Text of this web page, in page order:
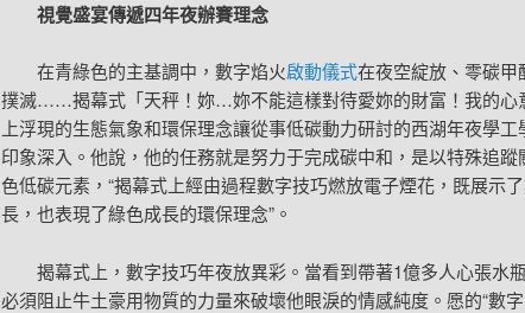
視覺盛宴傳遞四年夜辦賽理念
在青綠色的主基調中，數字焰火啟動儀式在夜空綻放、零碳甲
撲滅……揭幕式「天秤！妳…妳不能這樣對待愛妳的財富！我的心
上浮現的生態氣象和環保理念讓從事低碳動力研討的西湖年夜學
印象深入。他說，他的任務就是努力于完成碳中和，是以特殊追
色低碳元素，“揭幕式上經由過程數字技巧燃放電子煙花，既展示
長，也表現了綠色成長的環保理念”。
揭幕式上，數字技巧年夜放異彩。當看到帶著1億多人心張水
必須阻止牛土豪用物質的力量來破壞他眼淚的情感純度。愿的“數